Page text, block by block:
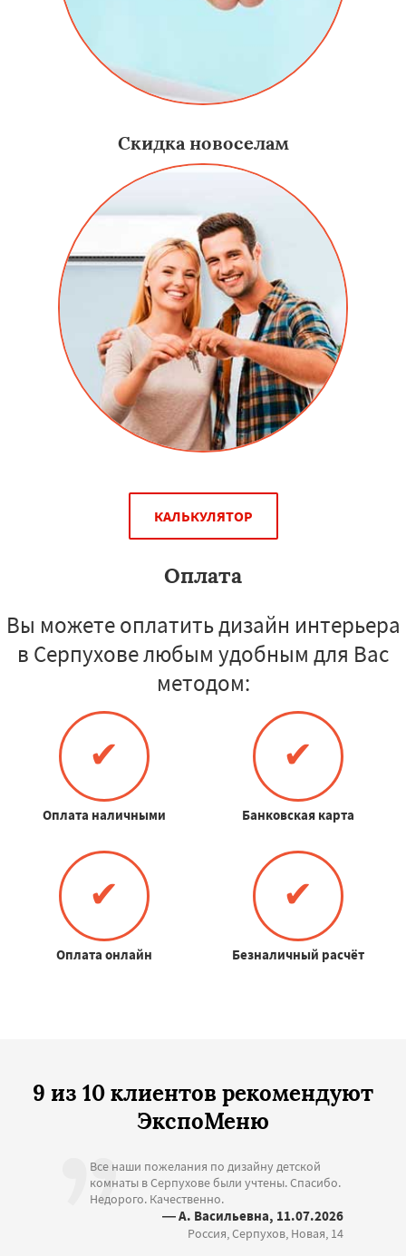
Скидка новоселам
КАЛЬКУЛЯТОР
Оплата
Вы можете оплатить дизайн интерьера
в Серпухове любым удобным для Вас
методом:
✔
Оплата наличными
✔
Банковская карта
✔
Оплата онлайн
✔
Безналичный расчёт
9 из 10 клиентов рекомендуют
ЭкспоМеню
Все наши пожелания по дизайну детской
комнаты в Серпухове были учтены. Спасибо.
Недорого. Качественно.
— А. Васильевна, 11.07.2026
Россия, Серпухов, Новая, 14